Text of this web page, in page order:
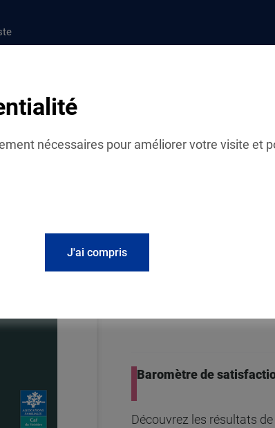
nécessaires pour améliorer votre visite et
J'ai compris
accompagnement au
Baromètre de
Découvrez les résultats